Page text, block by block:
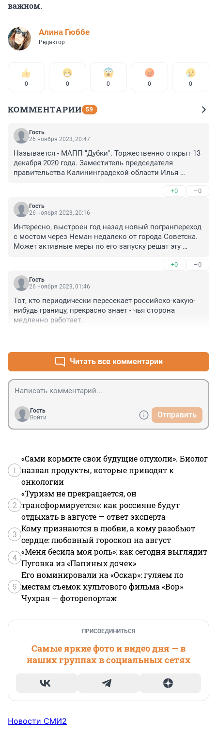
важном.
Алина Гюббе
Редактор
0 0 0 0 0
КОММЕНТАРИИ 59
Гость
26 ноября 2023, 20:47
Называется - МАПП "Дубки". Торжественно открыт 13
декабря 2020 года. Заместитель председателя
правительства Калининградской области Илья
разгрузить соседние пункты пропуска Советск и
Чернышевское, избавить город Советск от
большегрузного трафика и приступить к
новый пункт пропуска даст импульс социально-
экономическому развитию Калининградской области
и страны в целом. Где результат?
+0 –0
Гость
26 ноября 2023, 20:16
Интересно, выстроен год назад новый погранпереход
с мостом через Неман недалеко от города Советска.
Может активные меры по его запуску решат эту
+0 –0
Гость
26 ноября 2023, 01:46
Тот, кто периодически пересекает российско-какую-
нибудь границу, прекрасно знает - чья сторона
медленно работает.
Читать все комментарии
Гость
Войти
Отправить
1
«Сами кормите свои будущие опухоли». Биолог
назвал продукты, которые приводят к
онкологии
2
«Туризм не прекращается, он
трансформируется»: как россияне будут
отдыхать в августе — ответ эксперта
3
Кому признаются в любви, а кому разобьют
сердце: любовный гороскоп на август
4
«Меня бесила моя роль»: как сегодня выглядит
Пуговка из «Папиных дочек»
5
Его номинировали на «Оскар»: гуляем по
местам съемок культового фильма «Вор»
Чухрая — фоторепортаж
ПРИСОЕДИНИТЬСЯ
Самые яркие фото и видео дня — в
наших группах в социальных сетях
Новости СМИ2